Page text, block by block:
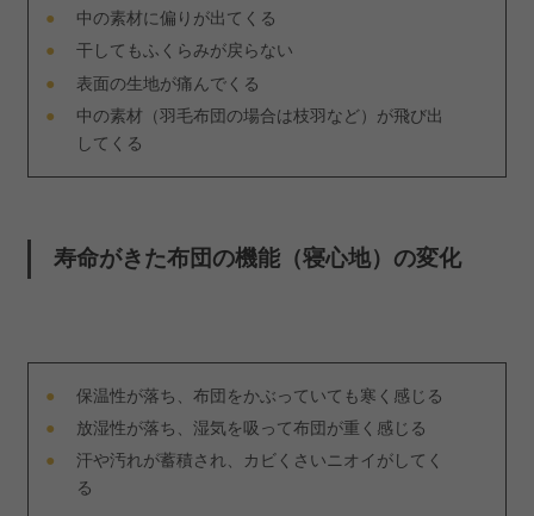
中の素材に偏りが出てくる
干してもふくらみが戻らない
表面の生地が痛んでくる
中の素材（羽毛布団の場合は枝羽など）が飛び出
してくる
寿命がきた布団の機能（寝心地）の変化
保温性が落ち、布団をかぶっていても寒く感じる
放湿性が落ち、湿気を吸って布団が重く感じる
汗や汚れが蓄積され、カビくさいニオイがしてく
る